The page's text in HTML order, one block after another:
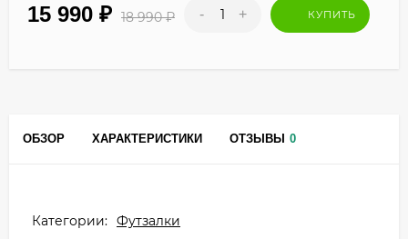
15 990 ₽ 18 990₽ - + КУПИТЬ
ОБЗОР ХАРАКТЕРИСТИКИ ОТЗЫВЫ 0
Категории: Футзалки